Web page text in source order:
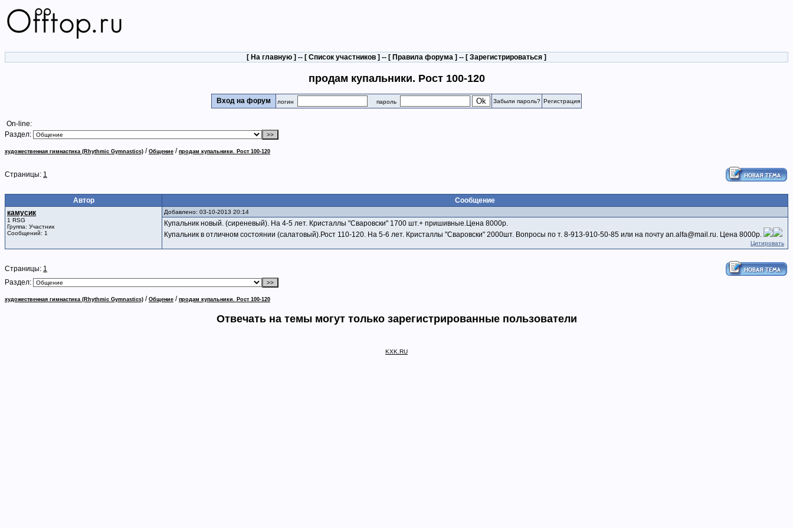
[ На главную ] -- [ Список участников ] -- [ Правила форума ] -- [ Зарегистрироваться ]
продам купальники. Рост 100-120
Вход на форум логин пароль Забыли пароль? Регистрация
On-line:
Раздел:
художественная гимнастика (Rhythmic Gymnastics) / Общение / продам купальники. Рост 100-120
Страницы: 1
Автор
Сообщение
камусик
1 RSG
Группа: Участник
Сообщений: 1
Добавлено: 03-10-2013 20:14
Купальник новый. (сиреневый). На 4-5 лет. Кристаллы "Сваровски" 1700 шт.+ пришивные.Цена 8000р.
Купальник в отличном состоянии (салатовый).Рост 110-120. На 5-6 лет. Кристаллы "Сваровски" 2000шт. Вопросы по т. 8-913-910-50-85 или на почту an.alfa@mail.ru. Цена 8000р.
Цитировать
Страницы: 1
Раздел:
художественная гимнастика (Rhythmic Gymnastics) / Общение / продам купальники. Рост 100-120
Отвечать на темы могут только зарегистрированные пользователи
KXK.RU